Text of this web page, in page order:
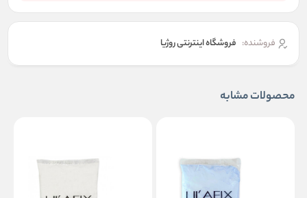
فروشنده: فروشگاه اینترنتی روژیا
محصولات مشابه